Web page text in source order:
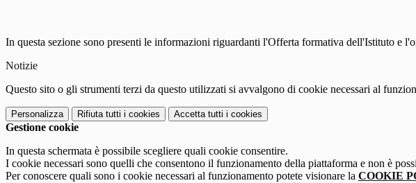
In questa sezione sono presenti le informazioni riguardanti l'Offerta formativa dell'Istituto e
Notizie
Questo sito o gli strumenti terzi da questo utilizzati si avvalgono di cookie necessari al
Personalizza Rifiuta tutti i cookies Accetta tutti i cookies
Gestione cookie
In questa schermata è possibile scegliere quali cookie consentire.
I cookie necessari sono quelli che consentono il funzionamento della piattaforma e non è
Per conoscere quali sono i cookie necessari al funzionamento potete visionare la COOKIE